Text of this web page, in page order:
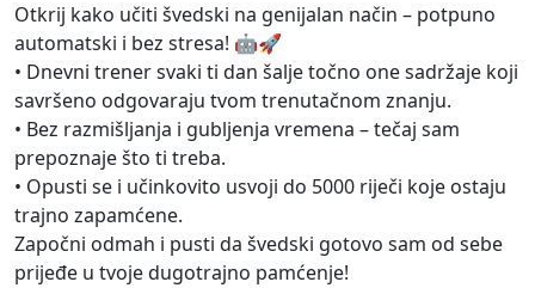
Otkrij kako učiti švedski na genijalan način – potpuno
automatski i bez stresa! 🤖🚀
• Dnevni trener svaki ti dan šalje točno one sadržaje koji
savršeno odgovaraju tvom trenutačnom znanju.
• Bez razmišljanja i gubljenja vremena – tečaj sam
prepoznaje što ti treba.
• Opusti se i učinkovito usvoji do 5000 riječi koje ostaju
trajno zapamćene.
Započni odmah i pusti da švedski gotovo sam od sebe
prijeđe u tvoje dugotrajno pamćenje!